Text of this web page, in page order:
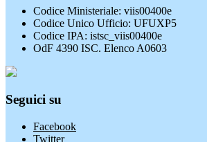
Codice Ministeriale: viis00400e
Codice Unico Ufficio: UFUXP5
Codice IPA: istsc_viis00400e
OdF 4390 ISC. Elenco A0603
Seguici su
Facebook
Twitter